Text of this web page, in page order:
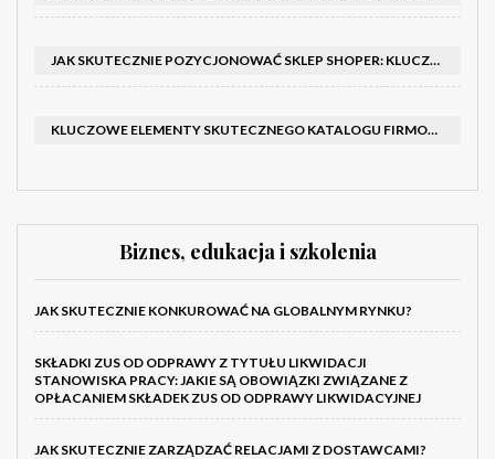
JAK SKUTECZNIE POZYCJONOWAĆ SKLEP SHOPER: KLUCZOWE KROKI I STRATEGIE
KLUCZOWE ELEMENTY SKUTECZNEGO KATALOGU FIRMOWEGO I BROSZURY
Biznes, edukacja i szkolenia
JAK SKUTECZNIE KONKUROWAĆ NA GLOBALNYM RYNKU?
SKŁADKI ZUS OD ODPRAWY Z TYTUŁU LIKWIDACJI
STANOWISKA PRACY: JAKIE SĄ OBOWIĄZKI ZWIĄZANE Z
OPŁACANIEM SKŁADEK ZUS OD ODPRAWY LIKWIDACYJNEJ
JAK SKUTECZNIE ZARZĄDZAĆ RELACJAMI Z DOSTAWCAMI?